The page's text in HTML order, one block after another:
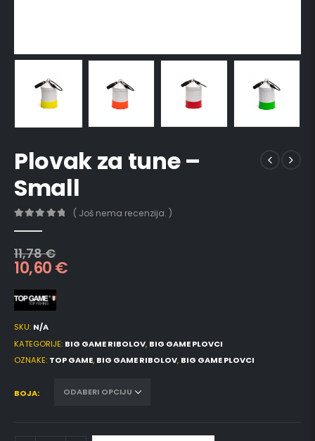
Plovak za tune –
Small
( Još nema recenzija. )
11,78€
10,60€
SKU: N/A
KATEGORIJE: BIG GAME RIBOLOV, BIG GAME PLOVCI
OZNAKE: TOP GAME, BIG GAME RIBOLOV, BIG GAME PLOVCI
BOJA